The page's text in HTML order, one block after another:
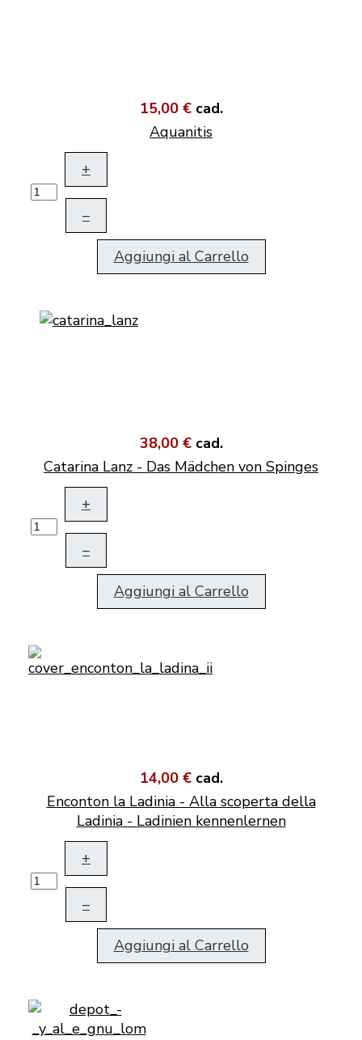
15,00 € cad.
Aquanitis
+
–
Aggiungi al Carrello
38,00 € cad.
Catarina Lanz - Das Mädchen von Spinges
+
–
Aggiungi al Carrello
14,00 € cad.
Enconton la Ladinia - Alla scoperta della
Ladinia - Ladinien kennenlernen
+
–
Aggiungi al Carrello